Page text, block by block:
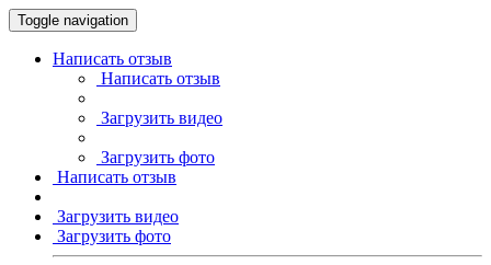
Toggle navigation
Написать отзыв
Написать отзыв
Загрузить видео
Загрузить фото
Написать отзыв
Загрузить видео
Загрузить фото